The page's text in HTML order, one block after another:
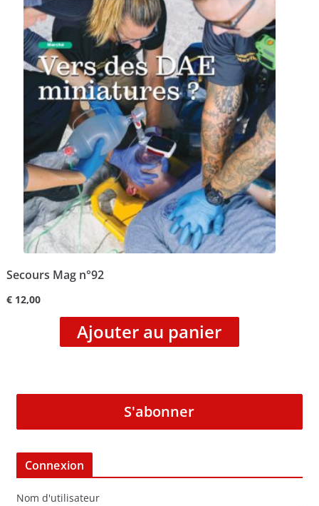
Secours Mag n°92
€12,00
Ajouter au panier
S'abonner
Connexion
Nom d'utilisateur